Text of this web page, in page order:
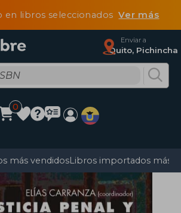
en libros seleccionadosVer más
Enviar a
Quito, Pichincha
0
más vendidosLibros importados más